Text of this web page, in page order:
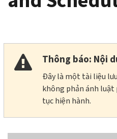
Thông báo: Nội
Đây là một tài liệu
không phản ánh luật
tục hiện hành.